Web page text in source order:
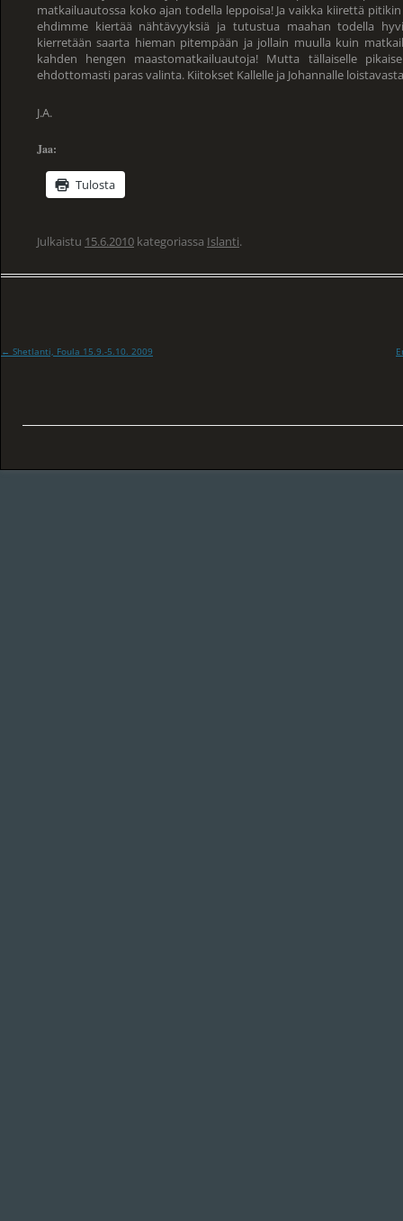
matkailuautossa koko ajan todella leppoisa! Ja vaikka kiirettä
ehdimme kiertää nähtävyyksiä ja tutustua maahan todella
kierretään saarta hieman pitempään ja jollain muulla kuin
kahden hengen maastomatkailuautoja! Mutta tällaiselle
ehdottomasti paras valinta. Kiitokset Kallelle ja Johannalle
J.A.
Jaa:
Tulosta
Julkaistu 15.6.2010 kategoriassa Islanti.
Artikkelien
← Shetlanti, Foula 15.9.-5.10. 2009